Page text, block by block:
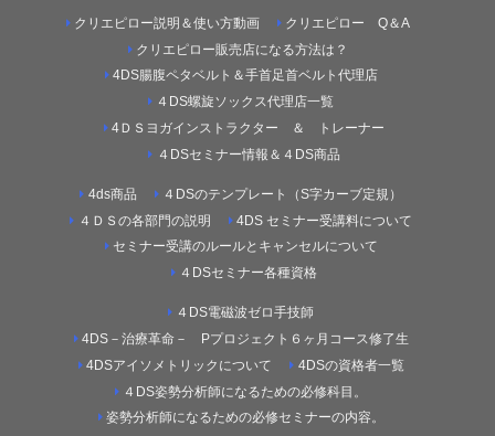
クリエピロー説明＆使い方動画
クリエピロー Q＆A
クリエピロー販売店になる方法は？
4DS腸腹ペタベルト＆手首足首ベルト代理店
４DS螺旋ソックス代理店一覧
4ＤＳヨガインストラクター ＆ トレーナー
４DSセミナー情報＆４DS商品
4ds商品
４DSのテンプレート（S字カーブ定規）
４ＤＳの各部門の説明
4DS セミナー受講料について
セミナー受講のルールとキャンセルについて
４DSセミナー各種資格
４DS電磁波ゼロ手技師
4DS－治療革命－ Pプロジェクト６ヶ月コース修了生
4DSアイソメトリックについて
4DSの資格者一覧
４DS姿勢分析師になるための必修科目。
姿勢分析師になるための必修セミナーの内容。